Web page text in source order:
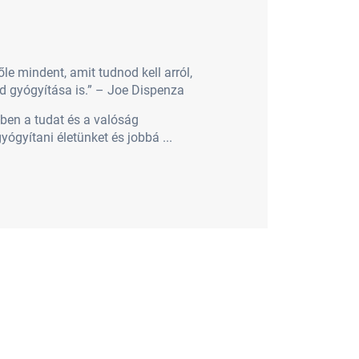
mindent, amit tudnod kell arról,
gyógyítása is.” – Joe Dispenza
a tudat és a valóság
életünket és jobbá ...